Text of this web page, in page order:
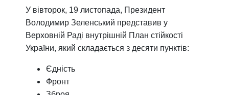
У вівторок, 19 листопада, Президент
Володимир Зеленський представив у
Верховній Раді внутрішній План стійкості
України, який складається з десяти пунктів:
Єдність
Фронт